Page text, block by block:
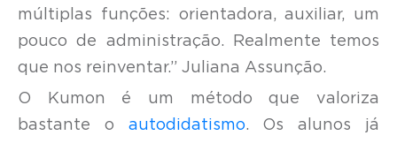
múltiplas funções: orientadora, auxiliar, um
pouco de administração. Realmente temos
que nos reinventar.” Juliana Assunção.
O Kumon é um método que valoriza
bastante o autodidatismo. Os alunos já